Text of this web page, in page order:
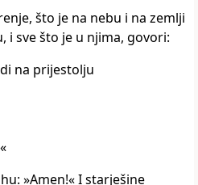
što je na nebu i na zemlji
i sve što je u njima, govori:
na prijestolju
»Amen!« I starješine